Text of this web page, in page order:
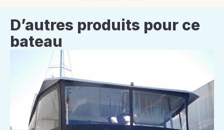
D’autres produits pour ce
bateau